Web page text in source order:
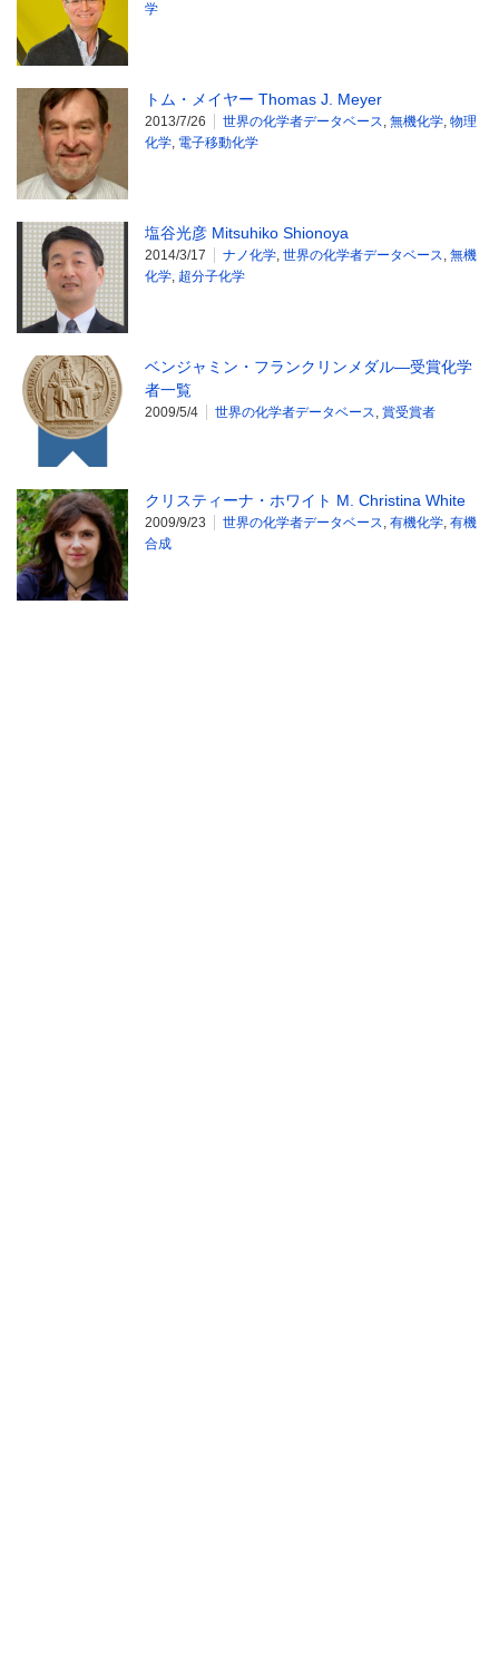
学
トム・メイヤー Thomas J. Meyer
2013/7/26 世界の化学者データベース, 無機化学, 物理
化学, 電子移動化学
塩谷光彦 Mitsuhiko Shionoya
2014/3/17 ナノ化学, 世界の化学者データベース, 無機
化学, 超分子化学
ベンジャミン・フランクリンメダル―受賞化学
者一覧
2009/5/4 世界の化学者データベース, 賞受賞者
クリスティーナ・ホワイト M. Christina White
2009/9/23 世界の化学者データベース, 有機化学, 有機
合成